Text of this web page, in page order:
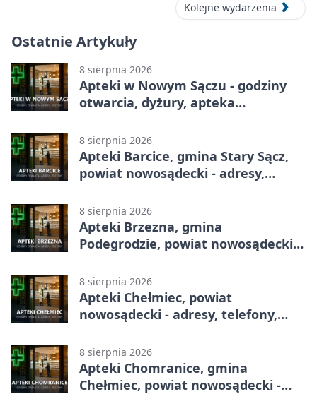
Kolejne wydarzenia
Ostatnie Artykuły
8 sierpnia 2026
Apteki w Nowym Sączu - godziny
otwarcia, dyżury, apteka
8 sierpnia 2026
Apteki Barcice, gmina Stary Sącz,
powiat nowosądecki - adresy,
8 sierpnia 2026
Apteki Brzezna, gmina
Podegrodzie, powiat nowosądecki -
8 sierpnia 2026
Apteki Chełmiec, powiat
nowosądecki - adresy, telefony,
8 sierpnia 2026
Apteki Chomranice, gmina
Chełmiec, powiat nowosądecki -